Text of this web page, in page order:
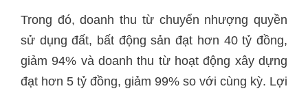
Trong đó, doanh thu từ chuyển nhượng quyền
sử dụng đất, bất động sản đạt hơn 40 tỷ đồng,
giảm 94% và doanh thu từ hoạt động xây dựng
đạt hơn 5 tỷ đồng, giảm 99% so với cùng kỳ. Lợi